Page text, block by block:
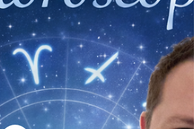
la Lame de l’Arcane sans Nom annoncera la fin
la transformation d’une situation devenue trop
pesante. Dans le domaine de l’amour,